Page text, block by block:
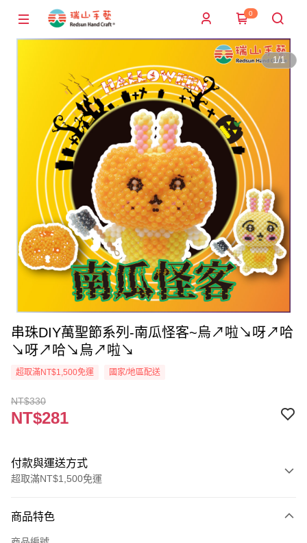
0
1/1
串珠DIY萬聖節系列-南瓜怪客~烏↗啦↘呀↗哈
↘呀↗哈↘烏↗啦↘
超取滿NT$1,500免運 國家/地區配送
NT$330
NT$281
付款與運送方式
超取滿NT$1,500免運
信用卡一次付款
商品特色